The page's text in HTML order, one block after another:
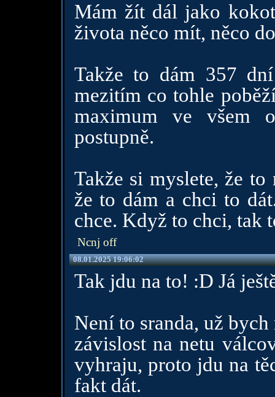
Mám žít dál jako
života něco mít, něco
Takže to dám 357
mezitím co tohle
maximum ve všem
postupně.
Takže si myslete, že to
že to dám a chci to
chce. Když to chci, tak
Ncnj off
08.01.2025 19:06:02
Tak jdu na to! :D Já
Není to sranda, už
závislost na netu
vyhraju, proto jdu na
fakt dát.